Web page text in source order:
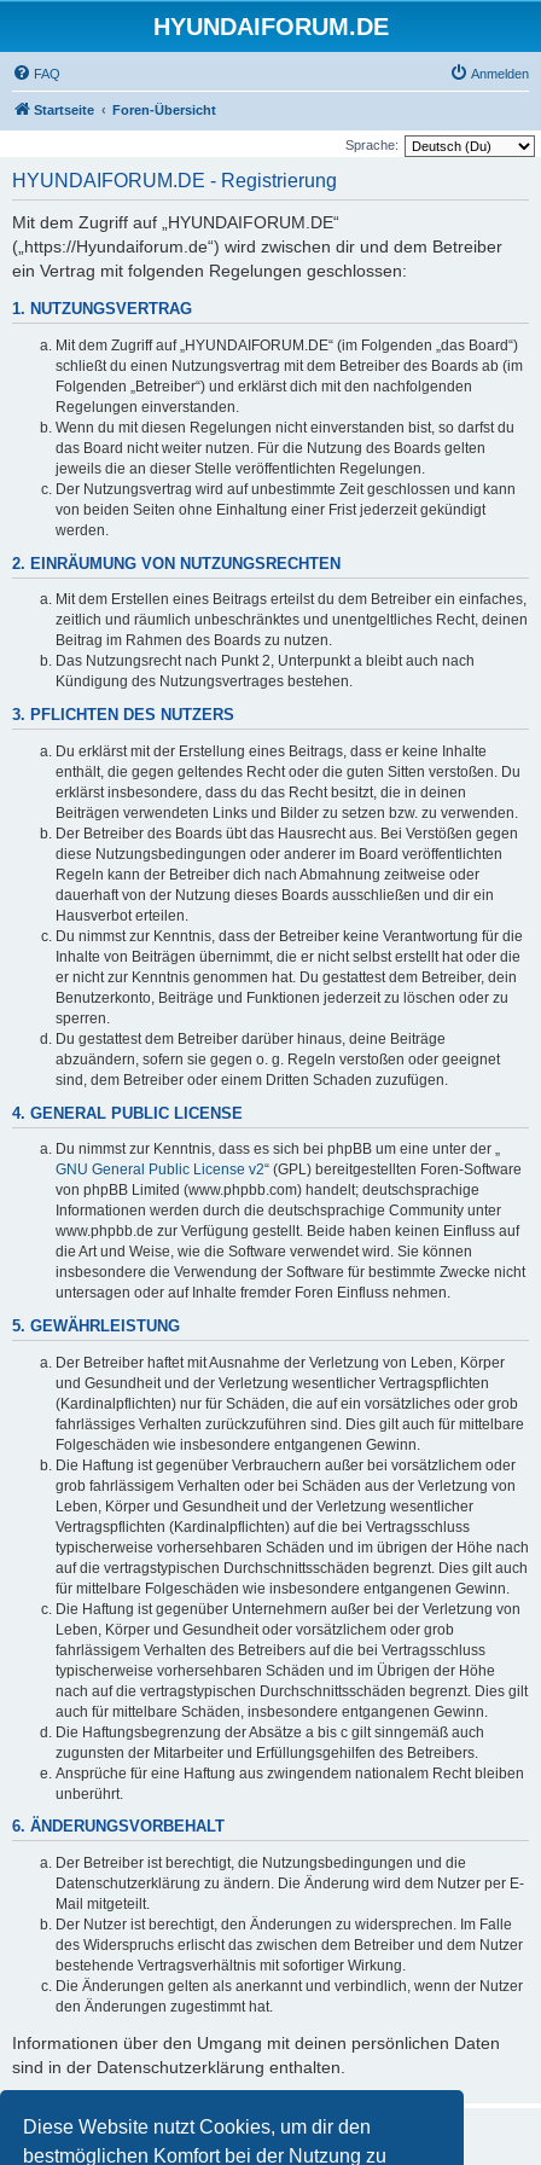
Diese Website nutzt Cookies, um dir den
bestmöglichen Komfort bei der Nutzung zu
HYUNDAIFORUM.DE
FAQ Anmelden
Startseite Foren-Übersicht
Sprache:
HYUNDAIFORUM.DE - Registrierung
Mit dem Zugriff auf „HYUNDAIFORUM.DE“
(„https://Hyundaiforum.de“) wird zwischen dir und dem Betreiber
ein Vertrag mit folgenden Regelungen geschlossen:
1. NUTZUNGSVERTRAG
Mit dem Zugriff auf „HYUNDAIFORUM.DE“ (im Folgenden „das Board“)
schließt du einen Nutzungsvertrag mit dem Betreiber des Boards ab (im
Folgenden „Betreiber“) und erklärst dich mit den nachfolgenden
Regelungen einverstanden.
Wenn du mit diesen Regelungen nicht einverstanden bist, so darfst du
das Board nicht weiter nutzen. Für die Nutzung des Boards gelten
jeweils die an dieser Stelle veröffentlichten Regelungen.
Der Nutzungsvertrag wird auf unbestimmte Zeit geschlossen und kann
von beiden Seiten ohne Einhaltung einer Frist jederzeit gekündigt
werden.
2. EINRÄUMUNG VON NUTZUNGSRECHTEN
Mit dem Erstellen eines Beitrags erteilst du dem Betreiber ein einfaches,
zeitlich und räumlich unbeschränktes und unentgeltliches Recht, deinen
Beitrag im Rahmen des Boards zu nutzen.
Das Nutzungsrecht nach Punkt 2, Unterpunkt a bleibt auch nach
Kündigung des Nutzungsvertrages bestehen.
3. PFLICHTEN DES NUTZERS
Du erklärst mit der Erstellung eines Beitrags, dass er keine Inhalte
enthält, die gegen geltendes Recht oder die guten Sitten verstoßen. Du
erklärst insbesondere, dass du das Recht besitzt, die in deinen
Beiträgen verwendeten Links und Bilder zu setzen bzw. zu verwenden.
Der Betreiber des Boards übt das Hausrecht aus. Bei Verstößen gegen
diese Nutzungsbedingungen oder anderer im Board veröffentlichten
Regeln kann der Betreiber dich nach Abmahnung zeitweise oder
dauerhaft von der Nutzung dieses Boards ausschließen und dir ein
Hausverbot erteilen.
Du nimmst zur Kenntnis, dass der Betreiber keine Verantwortung für die
Inhalte von Beiträgen übernimmt, die er nicht selbst erstellt hat oder die
er nicht zur Kenntnis genommen hat. Du gestattest dem Betreiber, dein
Benutzerkonto, Beiträge und Funktionen jederzeit zu löschen oder zu
sperren.
Du gestattest dem Betreiber darüber hinaus, deine Beiträge
abzuändern, sofern sie gegen o. g. Regeln verstoßen oder geeignet
sind, dem Betreiber oder einem Dritten Schaden zuzufügen.
4. GENERAL PUBLIC LICENSE
Du nimmst zur Kenntnis, dass es sich bei phpBB um eine unter der „
GNU General Public License v2“ (GPL) bereitgestellten Foren-Software
von phpBB Limited (www.phpbb.com) handelt; deutschsprachige
Informationen werden durch die deutschsprachige Community unter
www.phpbb.de zur Verfügung gestellt. Beide haben keinen Einfluss auf
die Art und Weise, wie die Software verwendet wird. Sie können
insbesondere die Verwendung der Software für bestimmte Zwecke nicht
untersagen oder auf Inhalte fremder Foren Einfluss nehmen.
5. GEWÄHRLEISTUNG
Der Betreiber haftet mit Ausnahme der Verletzung von Leben, Körper
und Gesundheit und der Verletzung wesentlicher Vertragspflichten
(Kardinalpflichten) nur für Schäden, die auf ein vorsätzliches oder grob
fahrlässiges Verhalten zurückzuführen sind. Dies gilt auch für mittelbare
Folgeschäden wie insbesondere entgangenen Gewinn.
Die Haftung ist gegenüber Verbrauchern außer bei vorsätzlichem oder
grob fahrlässigem Verhalten oder bei Schäden aus der Verletzung von
Leben, Körper und Gesundheit und der Verletzung wesentlicher
Vertragspflichten (Kardinalpflichten) auf die bei Vertragsschluss
typischerweise vorhersehbaren Schäden und im übrigen der Höhe nach
auf die vertragstypischen Durchschnittsschäden begrenzt. Dies gilt auch
für mittelbare Folgeschäden wie insbesondere entgangenen Gewinn.
Die Haftung ist gegenüber Unternehmern außer bei der Verletzung von
Leben, Körper und Gesundheit oder vorsätzlichem oder grob
fahrlässigem Verhalten des Betreibers auf die bei Vertragsschluss
typischerweise vorhersehbaren Schäden und im Übrigen der Höhe
nach auf die vertragstypischen Durchschnittsschäden begrenzt. Dies gilt
auch für mittelbare Schäden, insbesondere entgangenen Gewinn.
Die Haftungsbegrenzung der Absätze a bis c gilt sinngemäß auch
zugunsten der Mitarbeiter und Erfüllungsgehilfen des Betreibers.
Ansprüche für eine Haftung aus zwingendem nationalem Recht bleiben
unberührt.
6. ÄNDERUNGSVORBEHALT
Der Betreiber ist berechtigt, die Nutzungsbedingungen und die
Datenschutzerklärung zu ändern. Die Änderung wird dem Nutzer per E-
Mail mitgeteilt.
Der Nutzer ist berechtigt, den Änderungen zu widersprechen. Im Falle
des Widerspruchs erlischt das zwischen dem Betreiber und dem Nutzer
bestehende Vertragsverhältnis mit sofortiger Wirkung.
Die Änderungen gelten als anerkannt und verbindlich, wenn der Nutzer
den Änderungen zugestimmt hat.
Informationen über den Umgang mit deinen persönlichen Daten
sind in der Datenschutzerklärung enthalten.